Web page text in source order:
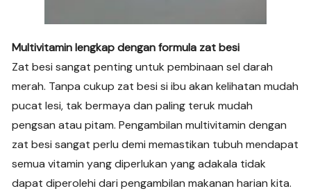
Multivitamin lengkap dengan formula zat besi
Zat besi sangat penting untuk pembinaan sel darah
merah. Tanpa cukup zat besi si ibu akan kelihatan mudah
pucat lesi, tak bermaya dan paling teruk mudah
pengsan atau pitam. Pengambilan multivitamin dengan
zat besi sangat perlu demi memastikan tubuh mendapat
semua vitamin yang diperlukan yang adakala tidak
dapat diperolehi dari pengambilan makanan harian kita.